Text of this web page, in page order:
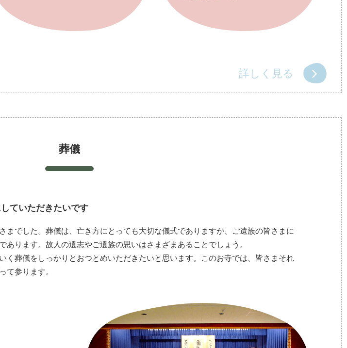
詳しく見る
葬儀
ていただきたいです
までした。葬儀は、亡き方にとっても大切な儀式でありますが、ご遺族の皆さまに
あります。故人の遺志やご遺族の思いはさまざまあることでしょう。
く葬儀をしっかりとおつとめいただきたいと思います。このお寺では、皆さまそれ
て参ります。